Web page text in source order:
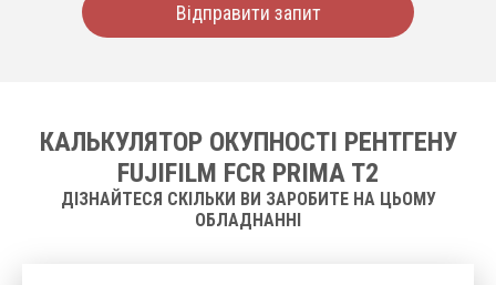
Відправити запит
КАЛЬКУЛЯТОР ОКУПНОСТІ РЕНТГЕНУ
FUJIFILM FCR PRIMA T2
ДІЗНАЙТЕСЯ СКІЛЬКИ ВИ ЗАРОБИТЕ НА ЦЬОМУ
ОБЛАДНАННІ